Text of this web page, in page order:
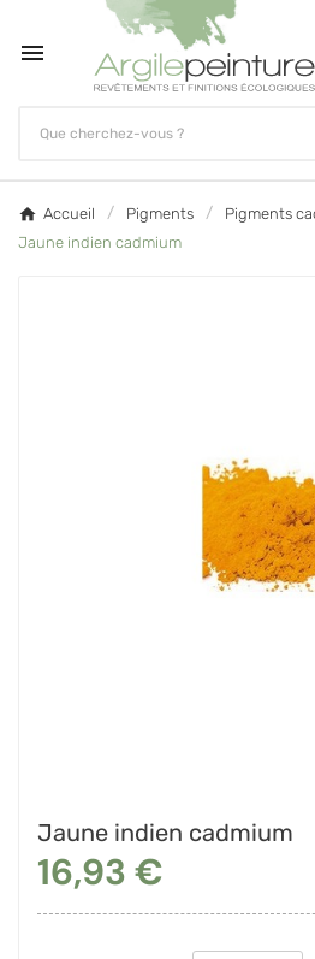

Accueil Pigments
Pigments
Jaune indien cadmium
Jaune indien cadmium
16,93 €